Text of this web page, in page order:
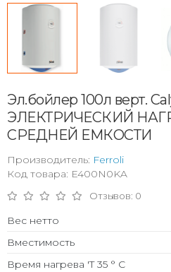
Эл.бойлер 100л верт.
ЭЛЕКТРИЧЕСКИЙ
СРЕДНЕЙ ЕМКОСТИ
Производитель: Ferroli
Код товара: E400N0KA
Отзывов: 0
Вес нетто
Вместимость
Время нагрева 'T 35 ° C